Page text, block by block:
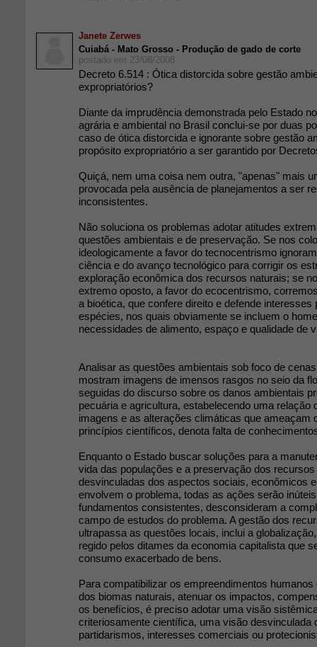
Janete Zerwes
Cuiabá - Mato Grosso - Produção de gado de corte
postado em 23/08/2008
Decreto 6.514 : Ótica distorcida sobre gestão
expropriatórios?
Diante da imprudência demonstrada pelo Estado
agrária e ambiental no Brasil conclui-se por duas
caso de ótica distorcida e ignorante sobre gestão
propósito expropriatório a ser garantido por
Quiçá, nem uma coisa nem outra, "apenas" mais
provocada pela ausência de planejamentos a ser
inconsistentes.
Não soluciona os problemas adotar atitudes
questões ambientais e de preservação. Se nos
ideologicamente a favor do tecnocentrismo
ciência e do avanço tecnológico para corrigir os
exploração econômica dos recursos naturais; se
extremo oposto, a favor do ecocentrismo,
a bioética, que confere direito e defende interesses
espécies, nos quais obviamente se incluem o
necessidades de alimento, espaço e qualidade de
Analisar as questões ambientais sob foco de
mostram imagens de imensos rasgos no seio da
seguidas do discurso sobre os danos ambientais
pecuária e agricultura, estabelecendo uma relação
imagens e as alterações climáticas que ameaçam
princípios científicos, denota falta de
Enquanto o Estado buscar soluções para a
vida das populações e a preservação dos
desvinculadas dos aspectos sociais, econômicos
envolvem o problema, todas as ações serão
fundamentos consistentes, desconsideram a
campo de estudos do problema. A gestão dos
ultrapassa as questões locais, inclui a
regido pelos ditames da economia capitalista que
consumo exacerbado de bens.
Para compatibilizar os empreendimentos
dos biomas naturais, atenuar os impactos,
os benefícios, é preciso adotar uma visão
criteriosamente científica, uma visão desvinculada
partidarismos, interesses comerciais ou